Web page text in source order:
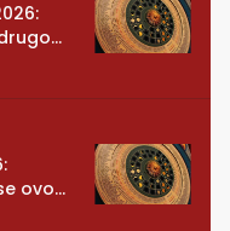
ovog